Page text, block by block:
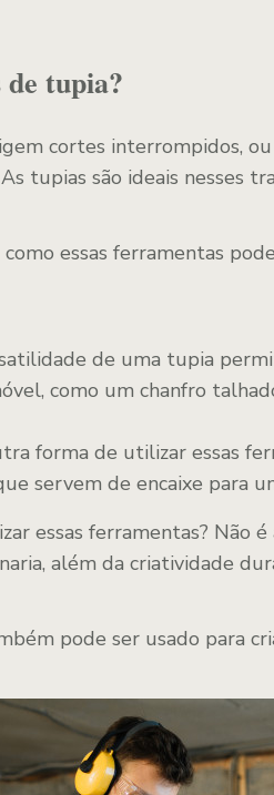
tupia?
cortes interrompidos,
tupias são ideais nesses
essas ferramentas
de uma tupia
como um chanfro
forma de utilizar essas
servem de encaixe para
essas ferramentas? Não
além da criatividade
pode ser usado para